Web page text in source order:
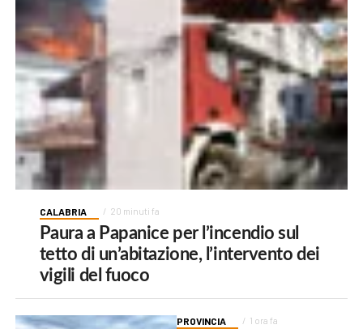
CALABRIA 20 minuti fa
Paura a Papanice per l’incendio sul
tetto di un’abitazione, l’intervento dei
vigili del fuoco
PROVINCIA 1 ora fa